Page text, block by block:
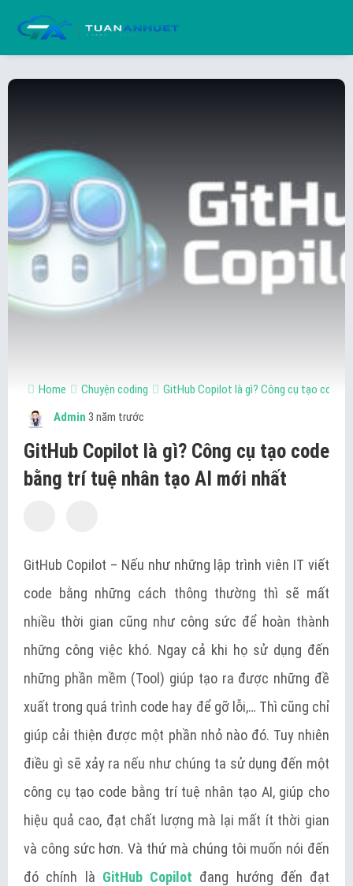
Home Chuyện coding
GitHub Copilot là gì? Công cụ tạo code
Admin 3 năm trước
GitHub Copilot là gì? Công cụ tạo code
bằng trí tuệ nhân tạo AI mới nhất
GitHub Copilot – Nếu như những lập trình viên IT viết
code bằng những cách thông thường thì sẽ mất
nhiều thời gian cũng như công sức để hoàn thành
những công việc khó. Ngay cả khi họ sử dụng đến
những phần mềm (Tool) giúp tạo ra được những đề
xuất trong quá trình code hay để gỡ lỗi,… Thì cũng chỉ
giúp cải thiện được một phần nhỏ nào đó. Tuy nhiên
điều gì sẽ xảy ra nếu như chúng ta sử dụng đến một
công cụ tạo code bằng trí tuệ nhân tạo AI, giúp cho
hiệu quả cao, đạt chất lượng mà lại mất ít thời gian
và công sức hơn. Và thứ mà chúng tôi muốn nói đến
đó chính là GitHub Copilot đang hướng đến đạt